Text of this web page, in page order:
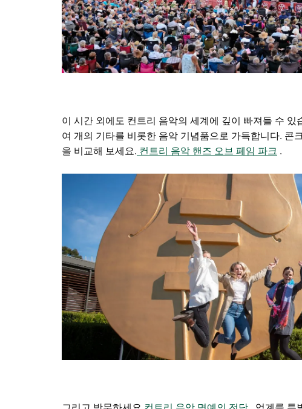
이 시간 외에도 컨트리 음악의 세계에 깊이 빠져들 수 있
여 개의 기타를 비롯한 음악 기념품으로 가득합니다.
을 비교해 보세요. 컨트리 음악 핸즈 오브 페임 파크 .